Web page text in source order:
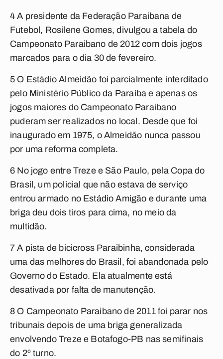
4 A presidente da Federação Paraibana de
Futebol, Rosilene Gomes, divulgou a tabela do
Campeonato Paraibano de 2012 com dois jogos
marcados para o dia 30 de fevereiro.
5 O Estádio Almeidão foi parcialmente interditado
pelo Ministério Público da Paraíba e apenas os
jogos maiores do Campeonato Paraibano
puderam ser realizados no local. Desde que foi
inaugurado em 1975, o Almeidão nunca passou
por uma reforma completa.
6 No jogo entre Treze e São Paulo, pela Copa do
Brasil, um policial que não estava de serviço
entrou armado no Estádio Amigão e durante uma
briga deu dois tiros para cima, no meio da
multidão.
7 A pista de bicicross Paraibinha, considerada
uma das melhores do Brasil, foi abandonada pelo
Governo do Estado. Ela atualmente está
desativada por falta de manutenção.
8 O Campeonato Paraibano de 2011 foi parar nos
tribunais depois de uma briga generalizada
envolvendo Treze e Botafogo-PB nas semifinais
do 2º turno.